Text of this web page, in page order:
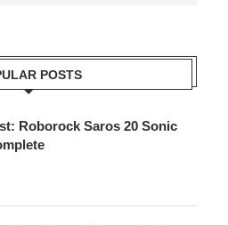
POSTS
Roborock Saros 20 Sonic